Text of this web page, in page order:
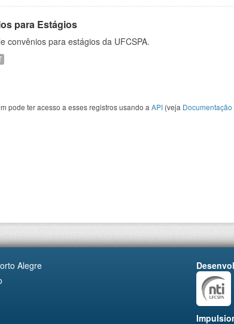
para Estágios
convênios para estágios da UFCSPA.
pode ter acesso a esses registros usando a API (veja Documentação
Alegre